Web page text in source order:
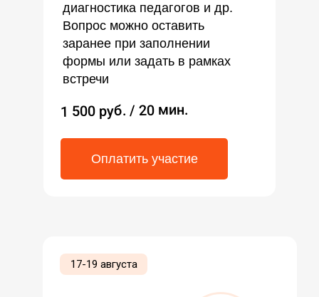
17-19 августа
Оплатить участие
1 500 руб. / 20 мин.
диагностика педагогов и др.
Вопрос можно оставить
заранее при заполнении
формы или задать в рамках
встречи